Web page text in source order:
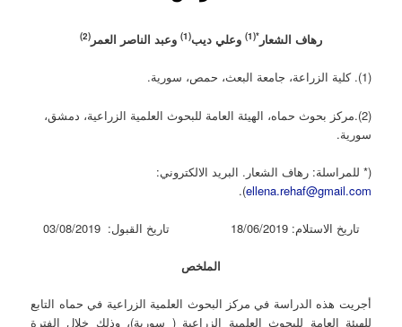
رهاف الشعار *(1) وعلي ديب(1) وعبد الناصر العمر (2)
(1). كلية الزراعة، جامعة البعث، حمص، سورية.
(2).مركز بحوث حماه، الهيئة العامة للبحوث العلمية الزراعية، دمشق،
سورية.
(* للمراسلة: رهاف الشعار. البريد الالكتروني:
ellena.rehaf@gmail.com
).
تاريخ الاستلام: 18/06/2019 تاريخ القبول: 03/08/2019
الملخص
أجريت هذه الدراسة في مركز البحوث العلمية الزراعية في حماه التابع
للهيئة العامة للبحوث العلمية الزراعية ( سورية)، وذلك خلال الفترة